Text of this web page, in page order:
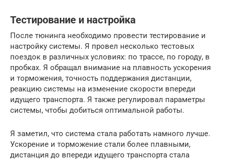
Тестирование и настройка
После тюнинга необходимо провести тестирование и
настройку системы. Я провел несколько тестовых
поездок в различных условиях: по трассе, по городу, в
пробках. Я обращал внимание на плавность ускорения
и торможения, точность поддержания дистанции,
реакцию системы на изменение скорости впереди
идущего транспорта. Я также регулировал параметры
системы, чтобы добиться оптимальной работы.
Я заметил, что система стала работать намного лучше.
Ускорение и торможение стали более плавными,
дистанция до впереди идущего транспорта стала